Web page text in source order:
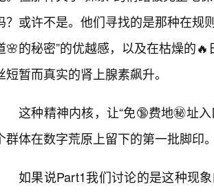
？或许不是。他们寻找的是那种在规
🌸的秘密”的优越感，以及在枯燥的
短暂而真实的肾上腺素飙升。
这种精神内核，让“免🔞费地㊙️址
群体在数字荒原上留下的第一批脚印
如果说Part1我们讨论的是这种现